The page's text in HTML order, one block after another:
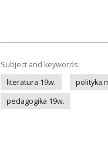
Subject and keywords:
literatura 19w.
polityka
pedagogika 19w.